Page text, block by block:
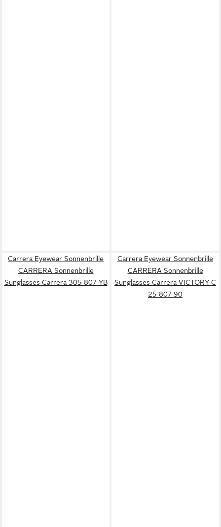
Carrera Eyewear Sonnenbrille
CARRERA Sonnenbrille
Sunglasses Carrera 305 807 YB
Carrera Eyewear Sonnenbrille
CARRERA Sonnenbrille
Sunglasses Carrera VICTORY C
25 807 90